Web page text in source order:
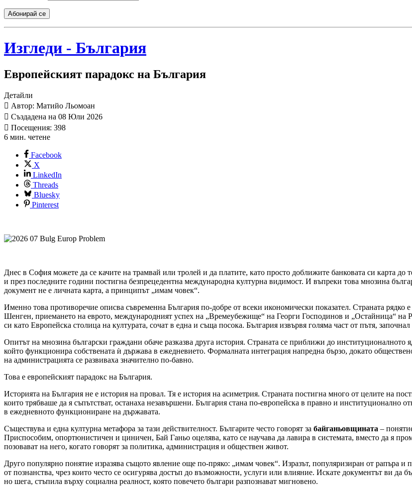
Абонирай се
Изгледи - България
Европейският парадокс на България
Детайли
Автор: Матийо Льомоан
Създадена на 08 Юли 2026
Посещения: 398
6 мин. четене
Facebook
X
LinkedIn
Threads
Bluesky
Pinterest
Днес в София можете да се качите на трамвай или тролей и да платите, като просто доближите банковата си карта
и през последните години постигна безпрецедентна международна културна видимост. И въпреки това мнозина
документ не е личната карта, а принципът „имам човек“.
Именно това противоречие описва съвременна България по-добре от всеки икономически показател. Страната рядко
Шенген, приемането на еврото, международният успех на „Времеубежище“ на Георги Господинов и „Остайница“ на
си като Европейска столица на културата, сочат в една и съща посока. България извървя голяма част от пътя,
Опитът на мнозина български граждани обаче разказва друга история. Страната се приближи до
който функционира собствената ѝ държава в ежедневието. Формалната интеграция напредна бързо, докато
на администрацията се развиваха значително по-бавно.
Това е европейският парадокс на България.
Историята на България не е история на провал. Тя е история на асиметрия. Страната постигна много от целите на
които трябваше да я съпътстват, останаха незавършени. България стана по-европейска в правно и
в ежедневното функциониране на държавата.
Съществува и една културна метафора за тази действителност. Българите често говорят за байганьовщината –
Приспособим, опортюнистичен и циничен, Бай Ганьо оцелява, като се научава да лавира в системата, вместо да я
позовават на него, когато говорят за политика, администрация и обществен живот.
Друго популярно понятие изразява същото явление още по-пряко: „имам човек“. Изразът, популяризиран от рапъра
от познанства, чрез които често се осигурява достъп до възможности, услуги или влияние. Искате документът ви да
но шега, стъпила върху социална реалност, която повечето българи разпознават мигновено.